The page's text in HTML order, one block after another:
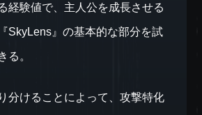
経験値で、主人公を成長させる
SkyLens』の基本的な部分を試
る。
分けることによって、攻撃特化